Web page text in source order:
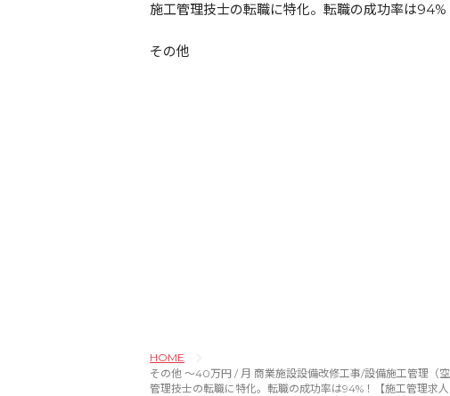
施工管理技士の転職に特化。転職の成功率は94%
その他
HOME
その他 〜40万円 / 月 商業施設設備改修工事/設備施工管理
管理技士の転職に特化。転職の成功率は94%！【施工管理求人